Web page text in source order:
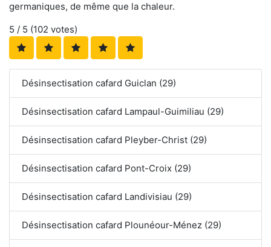
germaniques, de même que la chaleur.
5 / 5 (102 votes)
Désinsectisation cafard Guiclan (29)
Désinsectisation cafard Lampaul-Guimiliau (29)
Désinsectisation cafard Pleyber-Christ (29)
Désinsectisation cafard Pont-Croix (29)
Désinsectisation cafard Landivisiau (29)
Désinsectisation cafard Plounéour-Ménez (29)